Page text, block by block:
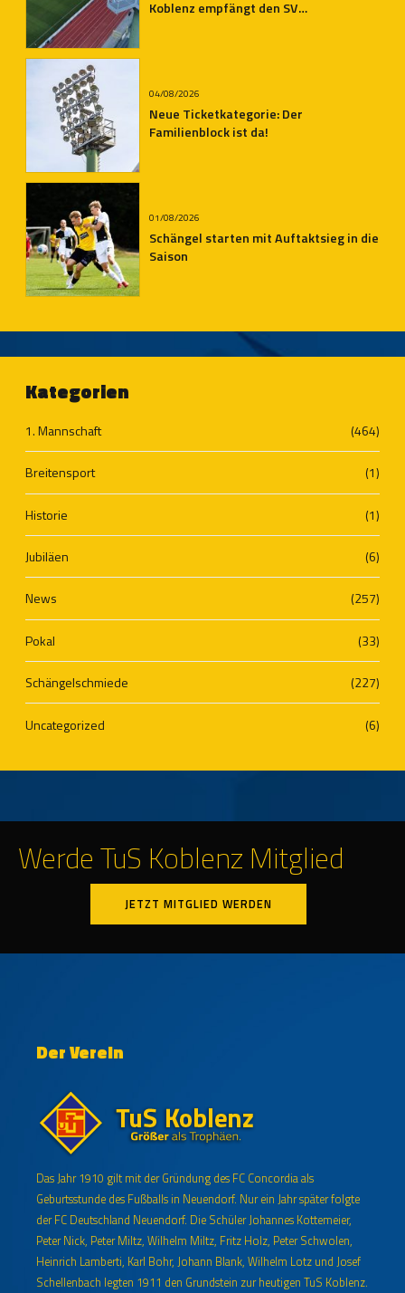
Koblenz empfängt den SV
04/08/2026
Neue Ticketkategorie: Der
Familienblock ist da!
01/08/2026
Schängel starten mit Auftaktsieg in die
Saison
Kategorien
1. Mannschaft (464)
Breitensport (1)
Historie (1)
Jubiläen (6)
News (257)
Pokal (33)
Schängelschmiede (227)
Uncategorized (6)
Werde TuS Koblenz Mitglied
JETZT MITGLIED WERDEN
Der Verein
Das Jahr 1910 gilt mit der Gründung des FC Concordia als
Geburtsstunde des Fußballs in Neuendorf. Nur ein Jahr später folgte
der FC Deutschland Neuendorf. Die Schüler Johannes Kottemeier,
Peter Nick, Peter Miltz, Wilhelm Miltz, Fritz Holz, Peter Schwolen,
Heinrich Lamberti, Karl Bohr, Johann Blank, Wilhelm Lotz und Josef
Schellenbach legten 1911 den Grundstein zur heutigen TuS Koblenz.